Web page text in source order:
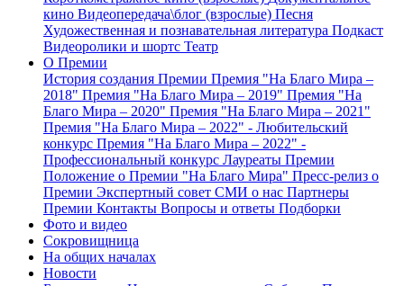
кино Видеопередача\блог (взрослые) Песня
Художественная и познавательная литература Подкаст
Видеоролики и шортс Театр
О Премии
История создания Премии Премия "На Благо Мира –
2018" Премия "На Благо Мира – 2019" Премия "На
Благо Мира – 2020" Премия "На Благо Мира – 2021"
Премия "На Благо Мира – 2022" - Любительский
конкурс Премия "На Благо Мира – 2022" -
Профессиональный конкурс Лауреаты Премии
Положение о Премии "На Благо Мира" Пресс-релиз о
Премии Экспертный совет СМИ о нас Партнеры
Премии Контакты Вопросы и ответы Подборки
Фото и видео
Сокровищница
На общих началах
Новости